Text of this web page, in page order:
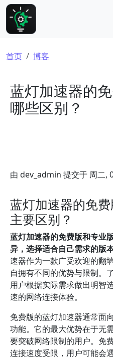
跳转到主要内容
面包屑
首页 博客
蓝灯加速器的
哪些区别？
由 dev_admin 提交于 周二,
蓝灯加速器的免
主要区别？
蓝灯加速器的免费版和专业
异，选择适合自己需求的版
速器作为一款广受欢迎的翻
自拥有不同的优势与限制。
用户根据实际需求做出明智
速的网络连接体验。
免费版的蓝灯加速器通常面
功能。它的最大优势在于无
要突破网络限制的用户。免
连接速度受限，用户可能会